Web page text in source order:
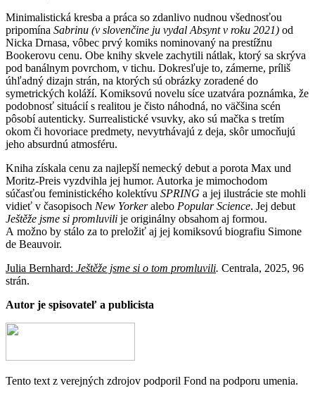
Minimalistická kresba a práca so zdanlivo nudnou všednosťou
pripomína Sabrinu (v slovenčine ju vydal Absynt v roku 2021) od
Nicka Drnasa, vôbec prvý komiks nominovaný na prestížnu
Bookerovu cenu. Obe knihy skvele zachytili nátlak, ktorý sa skrýva
pod banálnym povrchom, v tichu. Dokresľuje to, zámerne, príliš
úhľadný dizajn strán, na ktorých sú obrázky zoradené do
symetrických koláží. Komiksovú novelu síce uzatvára poznámka, že
podobnosť situácií s realitou je čisto náhodná, no väčšina scén
pôsobí autenticky. Surrealistické vsuvky, ako sú mačka s tretím
okom či hovoriace predmety, nevytrhávajú z deja, skôr umocňujú
jeho absurdnú atmosféru.
Kniha získala cenu za najlepší nemecký debut a porota Max und
Moritz-Preis vyzdvihla jej humor. Autorka je mimochodom
súčasťou feministického kolektívu SPRING a jej ilustrácie ste mohli
vidieť v časopisoch New Yorkeralebo Popular Science. Jej debut
Ještěže jsme si promluvili je originálny obsahom aj formou.
A možno by stálo za to preložiť aj jej komiksovú biografiu Simone
de Beauvoir.
Julia Bernhard: Ještěže jsme si o tom promluvili. Centrala, 2025, 96
strán.
Autor je spisovateľ a publicista
Tento text z verejných zdrojov podporil Fond na podporu umenia.